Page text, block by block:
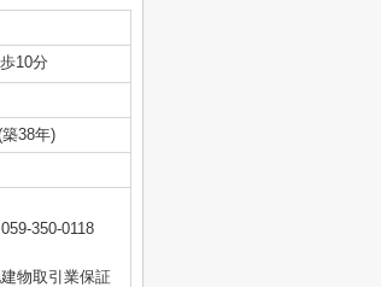
10分
38年)
350-0118
物取引業保証